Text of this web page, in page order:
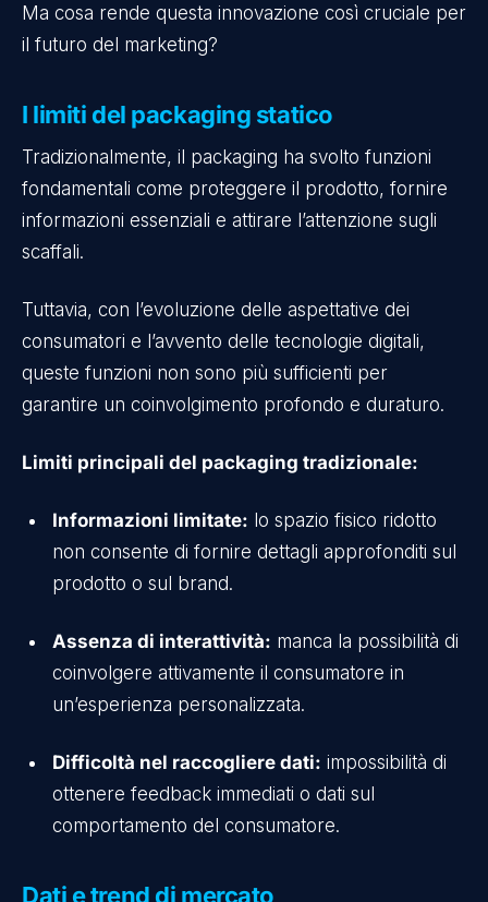
Ma cosa rende questa innovazione così cruciale per
il futuro del marketing?
I limiti del packaging statico
Tradizionalmente, il packaging ha svolto funzioni
fondamentali come proteggere il prodotto, fornire
informazioni essenziali e attirare l’attenzione sugli
scaffali.
Tuttavia, con l’evoluzione delle aspettative dei
consumatori e l’avvento delle tecnologie digitali,
queste funzioni non sono più sufficienti per
garantire un coinvolgimento profondo e duraturo.
Limiti principali del packaging tradizionale:
Informazioni limitate: lo spazio fisico ridotto
non consente di fornire dettagli approfonditi sul
prodotto o sul brand.
Assenza di interattività: manca la possibilità di
coinvolgere attivamente il consumatore in
un’esperienza personalizzata.
Difficoltà nel raccogliere dati: impossibilità di
ottenere feedback immediati o dati sul
comportamento del consumatore.
Dati e trend di mercato